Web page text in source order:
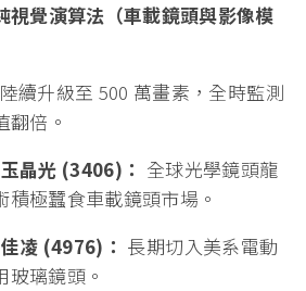
視覺演算法（車載鏡頭與影像模
續升級至 500 萬畫素，全時監測
翻倍。
晶光 (3406)： 全球光學鏡頭龍
積極蠶食車載鏡頭市場。
凌 (4976)： 長期切入美系電動
玻璃鏡頭。